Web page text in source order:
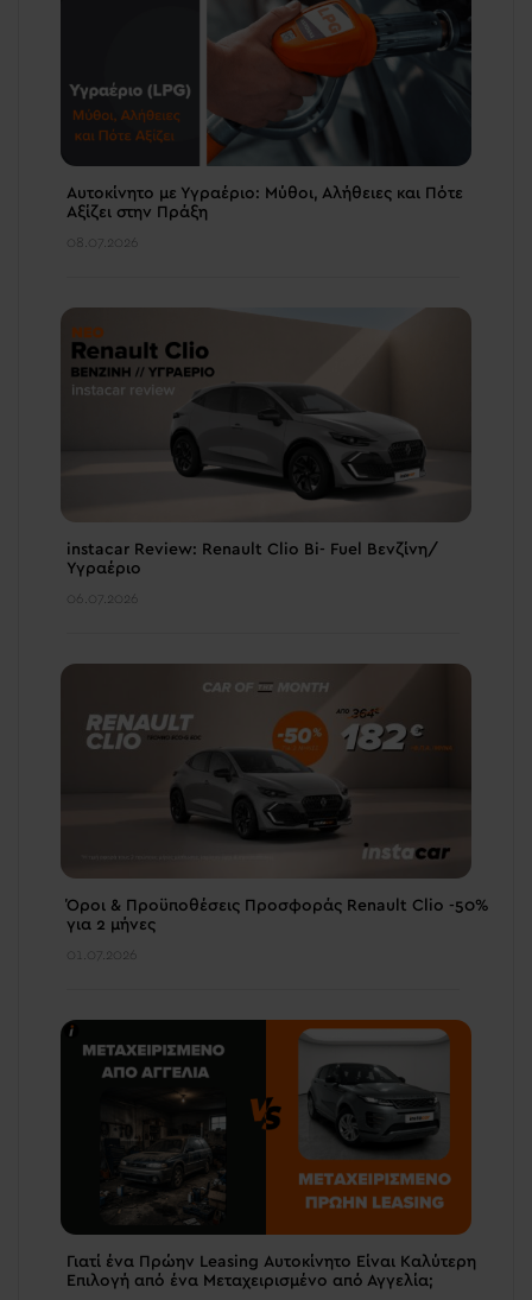
Αυτοκίνητο με Υγραέριο: Μύθοι, Αλήθειες και Πότε
Αξίζει στην Πράξη
08.07.2026
instacar Review: Renault Clio Bi- Fuel Βενζίνη/
Υγραέριο
06.07.2026
Όροι & Προϋποθέσεις Προσφοράς Renault Clio -50%
για 2 μήνες
01.07.2026
Γιατί ένα Πρώην Leasing Αυτοκίνητο Είναι Καλύτερη
Επιλογή από ένα Μεταχειρισμένο από Αγγελία;